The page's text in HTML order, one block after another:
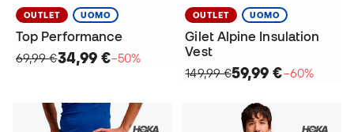
OUTLET UOMO
Top Performance
69,99 €34,99 €−50%
OUTLET UOMO
Gilet Alpine Insulation
Vest
149,99 €59,99 €−60%